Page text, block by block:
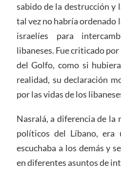
sabido de la destrucción y
tal vez no habría ordenado
israelíes para
libaneses. Fue criticado
del Golfo, como si
realidad, su declaración
por las vidas de los
Nasralá, a diferencia de la
políticos del Líbano, era
escuchaba a los demás y
en diferentes asuntos de